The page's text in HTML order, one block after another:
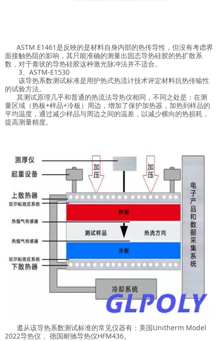
ASTM E1461是反映的是材料自身内部的热传导性，但没有考虑界
面接触热阻的影响，其只能准确的测量出固态导热硅胶的热扩散系
数，对于膏状的导热硅胶这种激光脉冲法并不适合。
3、ASTM-E1530
该导热系数测试标准是用护热式热流计技术评定材料抗热传输性
的试验方法。
其测试原理几乎和普通的热流法导热仪相同，不同之处是：在测
量区域（热板+样品+冷板）周边，增加了保护加热器，加热到样品的
平均温度，通过减少样品与周边之间的温差，以减少横向的热损耗，
提高测量精度。
遵从该导热系数测试标准的常见仪器有：美国Unitherm Model
2022导热仪 、德国耐驰导热仪HFM436。